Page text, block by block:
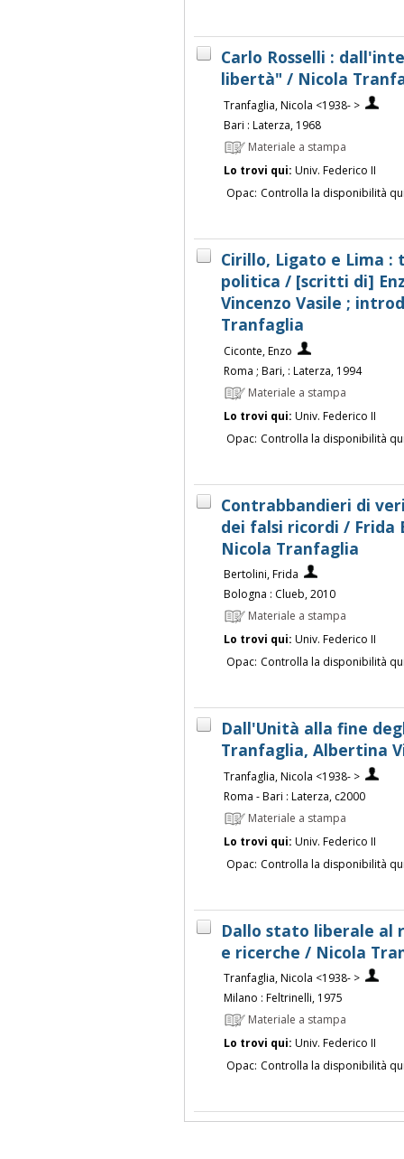
Carlo Rosselli :
libertà" / Nicola
Tranfaglia, Nicola <1938- >
Bari : Laterza, 1968
Materiale a stampa
Lo trovi qui: Univ. Federico II
Opac: Controlla la disponibilità
Cirillo, Ligato e Lima
politica / [scritti di]
Vincenzo Vasile ;
Tranfaglia
Ciconte, Enzo
Roma ; Bari, : Laterza, 1994
Materiale a stampa
Lo trovi qui: Univ. Federico II
Opac: Controlla la disponibilità
Contrabbandieri di
dei falsi ricordi / Frida
Nicola Tranfaglia
Bertolini, Frida
Bologna : Clueb, 2010
Materiale a stampa
Lo trovi qui: Univ. Federico II
Opac: Controlla la disponibilità
Dall'Unità alla fine
Tranfaglia, Albertina
Tranfaglia, Nicola <1938- >
Roma - Bari : Laterza, c2000
Materiale a stampa
Lo trovi qui: Univ. Federico II
Opac: Controlla la disponibilità
Dallo stato liberale al
e ricerche / Nicola
Tranfaglia, Nicola <1938- >
Milano : Feltrinelli, 1975
Materiale a stampa
Lo trovi qui: Univ. Federico II
Opac: Controlla la disponibilità